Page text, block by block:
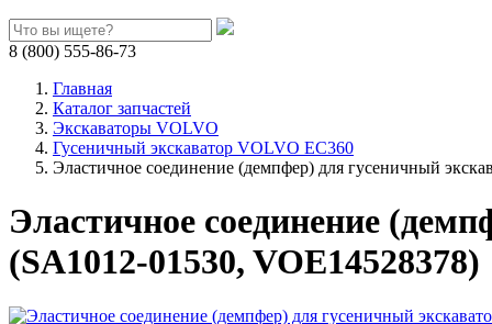
8 (800) 555-86-73
Главная
Каталог запчастей
Экскаваторы VOLVO
Гусеничный экскаватор VOLVO EC360
Эластичное соединение (демпфер) для гусеничный
Эластичное соединение
(SA1012-01530, VOE14528378)